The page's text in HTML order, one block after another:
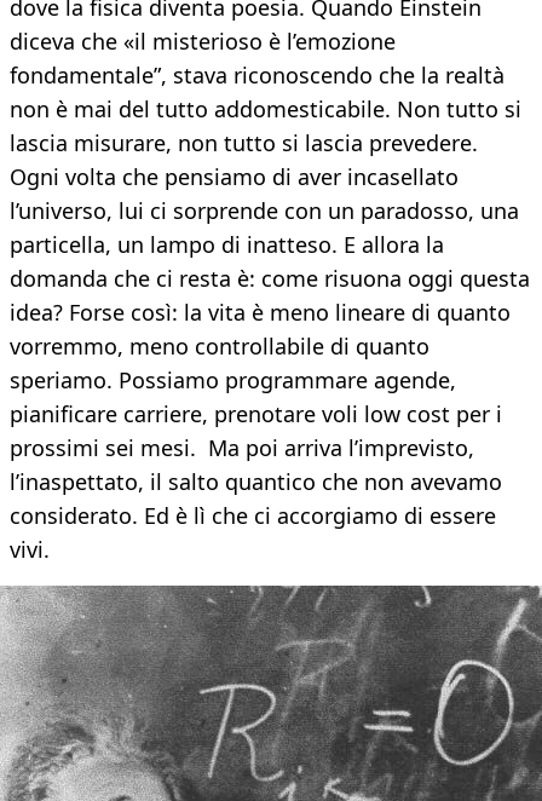
dove la fisica diventa poesia. Quando Einstein
diceva che «il misterioso è l’emozione
fondamentale”, stava riconoscendo che la realtà
non è mai del tutto addomesticabile. Non tutto si
lascia misurare, non tutto si lascia prevedere.
Ogni volta che pensiamo di aver incasellato
l’universo, lui ci sorprende con un paradosso, una
particella, un lampo di inatteso. E allora la
domanda che ci resta è: come risuona oggi questa
idea? Forse così: la vita è meno lineare di quanto
vorremmo, meno controllabile di quanto
speriamo. Possiamo programmare agende,
pianificare carriere, prenotare voli low cost per i
prossimi sei mesi. Ma poi arriva l’imprevisto,
l’inaspettato, il salto quantico che non avevamo
considerato. Ed è lì che ci accorgiamo di essere
vivi.